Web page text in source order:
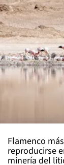
Flamenco
reproducirse
minería del